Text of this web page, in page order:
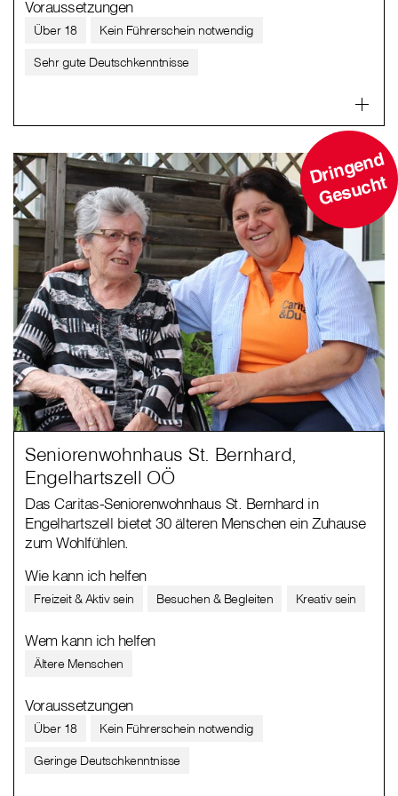
Voraussetzungen
Über 18
Kein Führerschein notwendig
Sehr gute Deutschkenntnisse
D
ri
n
g
e
n
d
G
e
s
u
c
ht
Seniorenwohnhaus St. Bernhard,
Engelhartszell OÖ
Das Caritas-Seniorenwohnhaus St. Bernhard in
Engelhartszell bietet 30 älteren Menschen ein Zuhause
zum Wohlfühlen.
Wie kann ich helfen
Freizeit & Aktiv sein Besuchen & Begleiten Kreativ sein
Wem kann ich helfen
Ältere Menschen
Voraussetzungen
Über 18
Kein Führerschein notwendig
Geringe Deutschkenntnisse